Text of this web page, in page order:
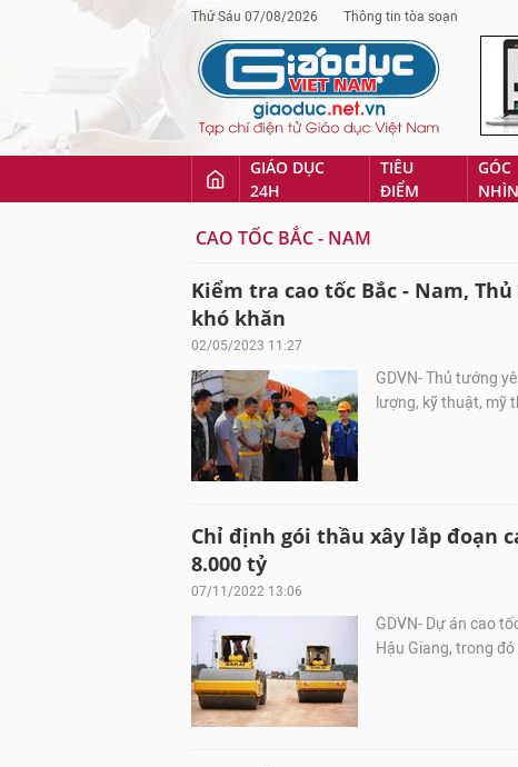
Thứ Sáu 07/08/2026 Thông tin tòa soạn
GIÁO DỤC
24H
TIÊU
ĐIỂM
GÓC
NHÌN
CAO TỐC BẮC - NAM
Kiểm tra cao tốc Bắc - Nam,
khó khăn
02/05/2023 11:27
GDVN- Thủ tướng
lượng, kỹ thuật, mỹ
Chỉ định gói thầu xây lắp đoạn
8.000 tỷ
07/11/2022 13:06
GDVN- Dự án cao
Hậu Giang, trong